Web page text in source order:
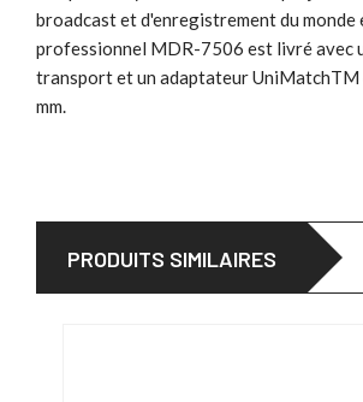
broadcast et d'enregistrement du monde
professionnel MDR-7506 est livré avec
transport et un adaptateur UniMatchTM
mm.
PRODUITS SIMILAIRES